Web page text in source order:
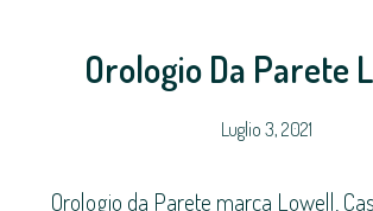
Orologio Da Parete
Luglio 3, 2021
Orologio da Parete marca Lowell,